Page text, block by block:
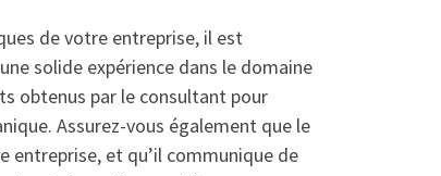
de votre entreprise, il est
solide expérience dans le domaine
obtenus par le consultant pour
Assurez-vous également que le
entreprise, et qu’il communique de